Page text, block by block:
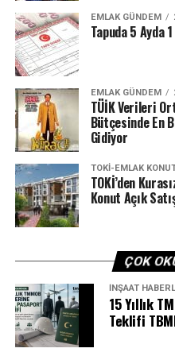
için uygun ortam oluşabilir.
Raporun en dikkat çekici
yer aldığı 6’ncı bölüm…
ortalama/ortalama
genel beklentilere
kiralama ve sermaye değeri
kentler yer alıyor. Londra 4
Amsterdam beşinci…
Milano üç kategoride 6’ncı
6’ncılık Münih’te…
altında yer alıyor. Yatırım
kenti olan İstanbul,
değeri olarak Avrupa’nın
kategoride sadece Oslo’yu
EMLAK GÜNDEM
Tapuda 5 Ayda
EMLAK GÜNDEM
TÜİK Verileri
Bütçesinde En
Gidiyor
TOKI-EMLAK
TOKİ’den
Konut Açık
ÇOK
İNŞAAT
15 Yıllık
Teklifi